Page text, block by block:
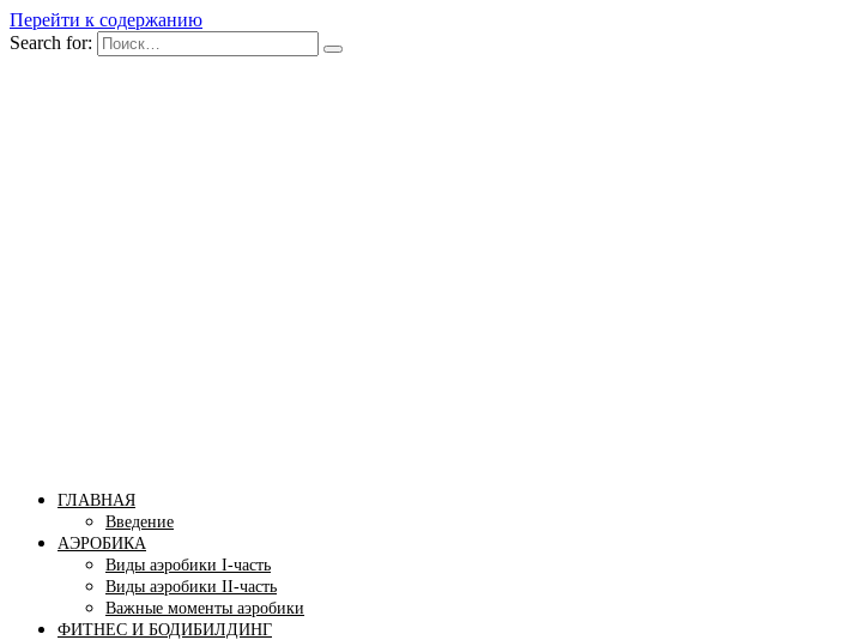
Перейти к содержанию
Search for:
ГЛАВНАЯ
Введение
АЭРОБИКА
Виды аэробики І-часть
Виды аэробики ІІ-часть
Важные моменты аэробики
ФИТНЕС И БОДИБИЛДИНГ